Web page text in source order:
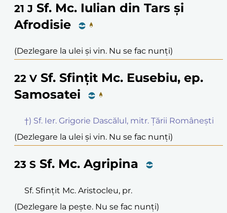
21 J Sf. Mc. Iulian din Tars și
Afrodisie
(Dezlegare la ulei și vin. Nu se fac nunți)
22 V Sf. Sfințit Mc. Eusebiu, ep.
Samosatei
†) Sf. Ier. Grigorie Dascălul, mitr. Țării Românești
(Dezlegare la ulei și vin. Nu se fac nunți)
23 S Sf. Mc. Agripina
Sf. Sfințit Mc. Aristocleu, pr.
(Dezlegare la pește. Nu se fac nunți)